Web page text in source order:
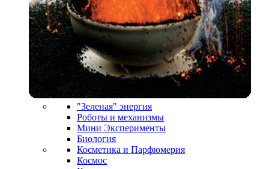
"Зеленая" энергия
Роботы и механизмы
Мини Эксперименты
Биология
Косметика и Парфюмерия
Космос